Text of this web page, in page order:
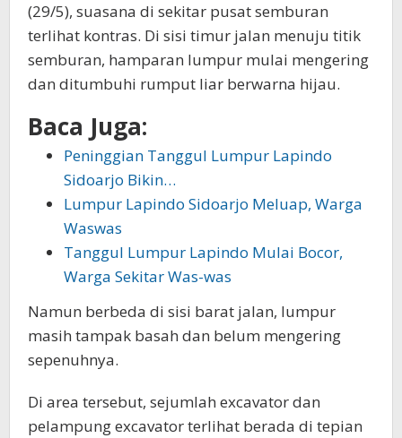
(29/5), suasana di sekitar pusat semburan
terlihat kontras. Di sisi timur jalan menuju titik
semburan, hamparan lumpur mulai mengering
dan ditumbuhi rumput liar berwarna hijau.
Baca Juga:
Peninggian Tanggul Lumpur Lapindo
Sidoarjo Bikin…
Lumpur Lapindo Sidoarjo Meluap, Warga
Waswas
Tanggul Lumpur Lapindo Mulai Bocor,
Warga Sekitar Was-was
Namun berbeda di sisi barat jalan, lumpur
masih tampak basah dan belum mengering
sepenuhnya.
Di area tersebut, sejumlah excavator dan
pelampung excavator terlihat berada di tepian